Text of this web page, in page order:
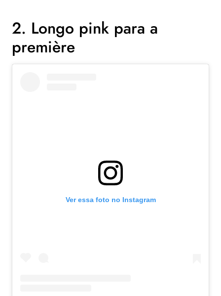
2. Longo pink para a
première
Ver essa foto no Instagram